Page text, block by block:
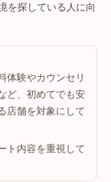
を探している人に向
体験やカウンセリ
ど、初めてでも安
店舗を対象にして
ト内容を重視して